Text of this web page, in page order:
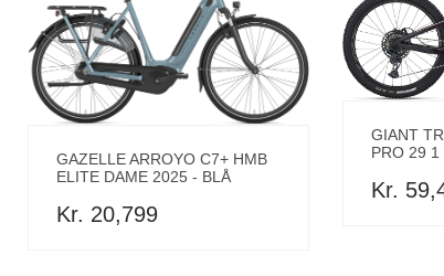
GAZELLE ARROYO C7+ HMB
ELITE DAME 2025 - BLÅ
Kr. 20,799
GIANT
PRO 29 1
Kr.